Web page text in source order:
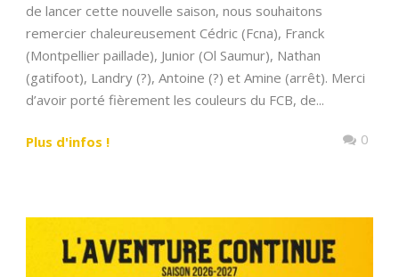
de lancer cette nouvelle saison, nous souhaitons
remercier chaleureusement Cédric (Fcna), Franck
(Montpellier paillade), Junior (Ol Saumur), Nathan
(gatifoot), Landry (?), Antoine (?) et Amine (arrêt). Merci
d’avoir porté fièrement les couleurs du FCB, de...
Plus d'infos ! 0